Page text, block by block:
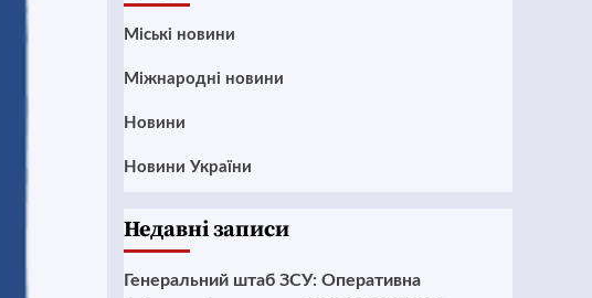
Mіські новини
Міжнародні новини
Новини
Новини України
Недавні записи
Генеральний штаб ЗСУ: Оперативна